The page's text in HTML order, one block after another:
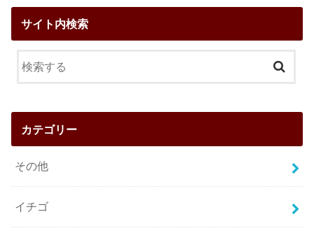
サイト内検索
カテゴリー
その他
イチゴ